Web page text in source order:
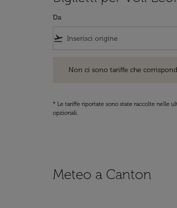
Da
flight_takeoff
Non ci sono tariffe che
* Le tariffe riportate sono state raccolte nelle
opzionali.
Meteo a Canton